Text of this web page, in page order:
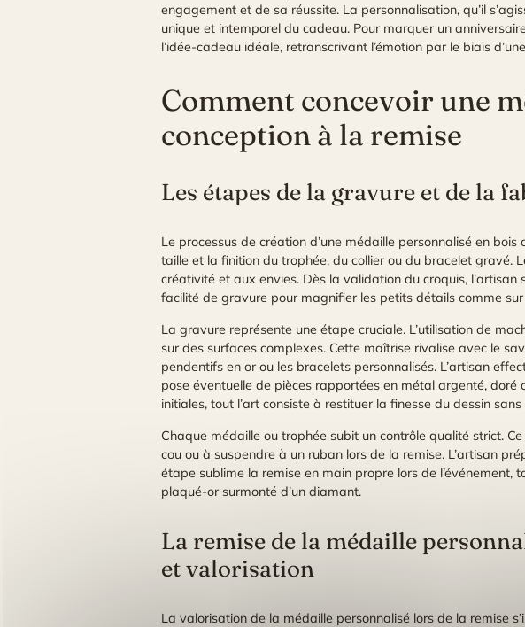
engagement et de sa réussite. La personnalisation, qu’il
unique et intemporel du cadeau. Pour marquer un
l’idée-cadeau idéale, retranscrivant l’émotion par le biais
Comment concevoir une
conception à la remise
Les étapes de la gravure et de la
Le processus de création d’une médaille personnalisé en
taille et la finition du trophée, du collier ou du bracelet gravé.
créativité et aux envies. Dès la validation du croquis,
facilité de gravure pour magnifier les petits détails comme
La gravure représente une étape cruciale. L’utilisation de
sur des surfaces complexes. Cette maîtrise rivalise avec le
pendentifs en or ou les bracelets personnalisés. L’artisan
pose éventuelle de pièces rapportées en métal argenté,
initiales, tout l’art consiste à restituer la finesse du dessin
Chaque médaille ou trophée subit un contrôle qualité strict.
cou ou à suspendre à un ruban lors de la remise. L’artisan
étape sublime la remise en main propre lors de
plaqué-or surmonté d’un diamant.
La remise de la médaille
et valorisation
La valorisation de la médaille personnalisé lors de la remise